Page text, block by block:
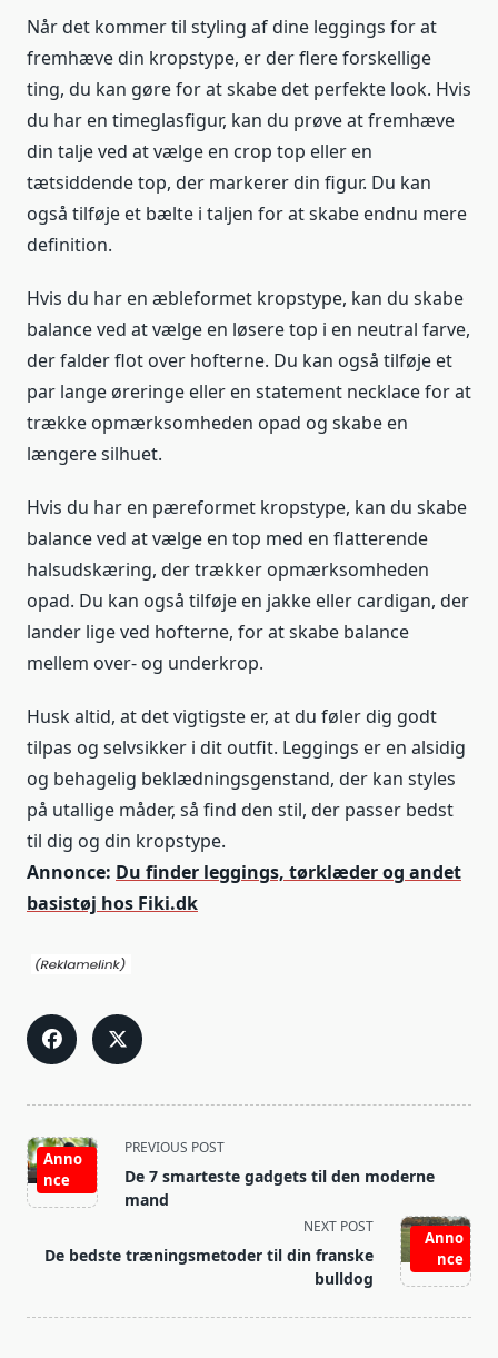
Når det kommer til styling af dine leggings for at
fremhæve din kropstype, er der flere forskellige
ting, du kan gøre for at skabe det perfekte look. Hvis
du har en timeglasfigur, kan du prøve at fremhæve
din talje ved at vælge en crop top eller en
tætsiddende top, der markerer din figur. Du kan
også tilføje et bælte i taljen for at skabe endnu mere
definition.
Hvis du har en æbleformet kropstype, kan du skabe
balance ved at vælge en løsere top i en neutral farve,
der falder flot over hofterne. Du kan også tilføje et
par lange øreringe eller en statement necklace for at
trække opmærksomheden opad og skabe en
længere silhuet.
Hvis du har en pæreformet kropstype, kan du skabe
balance ved at vælge en top med en flatterende
halsudskæring, der trækker opmærksomheden
opad. Du kan også tilføje en jakke eller cardigan, der
lander lige ved hofterne, for at skabe balance
mellem over- og underkrop.
Husk altid, at det vigtigste er, at du føler dig godt
tilpas og selvsikker i dit outfit. Leggings er en alsidig
og behagelig beklædningsgenstand, der kan styles
på utallige måder, så find den stil, der passer bedst
til dig og din kropstype.
Annonce: Du finder leggings, tørklæder og andet
basistøj hos Fiki.dk
<span
class="nav-
subtitle
reader-
Anno
nce
PREVIOUS POST
De 7 smarteste gadgets til den moderne
mand
Anno
nce
NEXT POST
De bedste træningsmetoder til din franske
bulldog